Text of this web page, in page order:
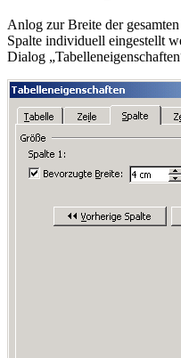
Anlog zur Breite der
Spalte individuell eingestellt
Dialog